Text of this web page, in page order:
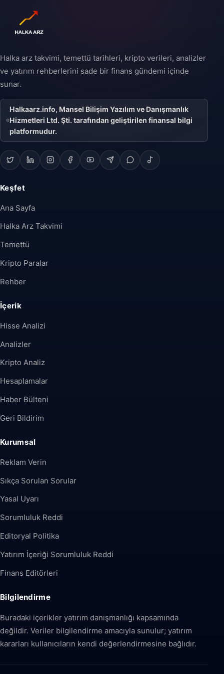
Halka arz takvimi, temettü tarihleri, kripto verileri, analizler
ve yatırım rehberlerini sade bir finans gündemi içinde
sunar.
Halkaarz.info, Mansel Bilişim Yazılım ve Danışmanlık
Hizmetleri Ltd. Şti. tarafından geliştirilen finansal bilgi
platformudur.
Keşfet
Ana Sayfa
Halka Arz Takvimi
Temettü
Kripto Paralar
Rehber
İçerik
Hisse Analizi
Analizler
Kripto Analiz
Hesaplamalar
Haber Bülteni
Geri Bildirim
Kurumsal
Reklam Verin
Sıkça Sorulan Sorular
Yasal Uyarı
Sorumluluk Reddi
Editoryal Politika
Yatırım İçeriği Sorumluluk Reddi
Finans Editörleri
Bilgilendirme
Buradaki içerikler yatırım danışmanlığı kapsamında
değildir. Veriler bilgilendirme amacıyla sunulur; yatırım
kararları kullanıcıların kendi değerlendirmesine bağlıdır.